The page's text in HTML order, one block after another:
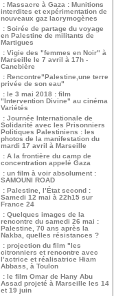
: Massacre à Gaza : Munitions
interdites et expérimentation de
nouveaux gaz lacrymogènes
: Soirée de partage du voyage
en Palestine de militants de
Martigues
: Vigie des "femmes en Noir" à
Marseille le 7 avril à 17h -
Canebière
: Rencontre"Palestine,une terre
privée de son eau"
: le 3 mai 2018 : film
"Intervention Divine" au cinéma
Variétés
: Journée Internationale de
Solidarité avec les Prisonniers
Politiques Palestiniens : les
photos de la manifestation du
mardi 17 avril à Marseille
: A la frontière du camp de
concentration appelé Gaza
: un film à voir absolument :
SAMOUNI ROAD
: Palestine, l’État second :
Samedi 12 mai à 22h15 sur
France 24
: Quelques images de la
rencontre du samedi 26 mai :
Palestine, 70 ans après la
Nakba, quelles résistances ?
: projection du film "les
citronniers et rencontre avec
l’actrice et réalisatrice Hiam
Abbass, à Toulon
: le film Omar de Hany Abu
Assad projeté à Marseille les 14
et 19 juin